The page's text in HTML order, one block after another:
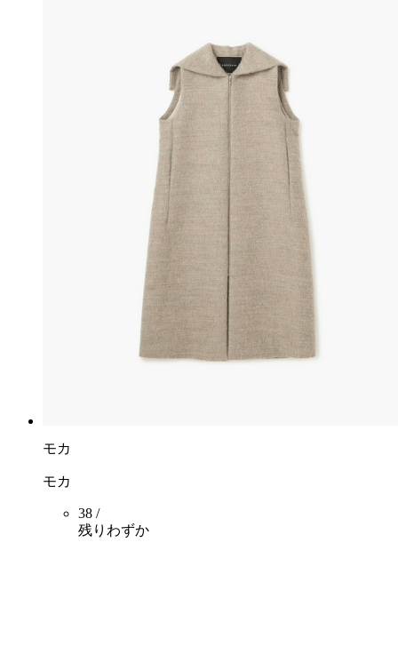
モカ
モカ
38 /
残りわずか